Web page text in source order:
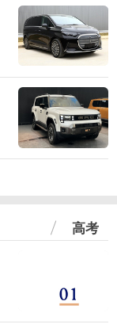
高考